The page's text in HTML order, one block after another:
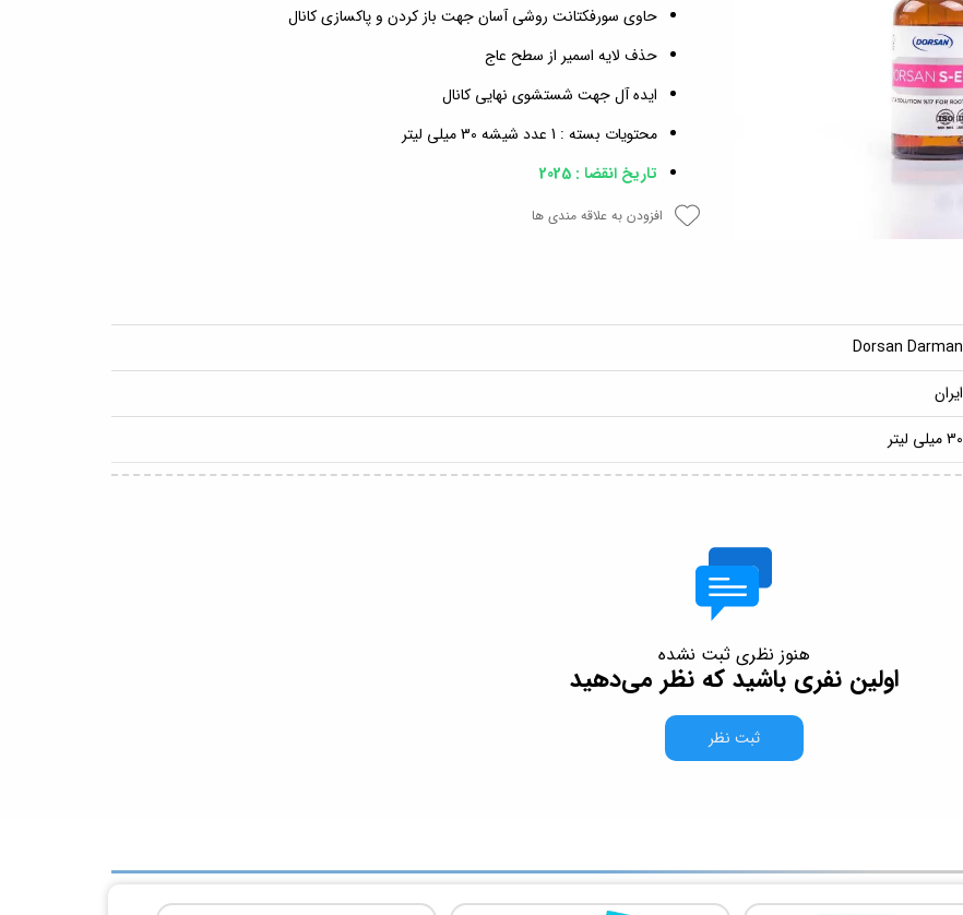
حاوی سورفکتانت روشی آسان جهت باز کردن و پاکسازی کانال
حذف لایه اسمیر از سطح عاج
ایده آل جهت شستشوی نهایی کانال
محتویات بسته : 1 عدد شیشه 30 میلی لیتر
تاریخ انقضا : 2025
افزودن به علاقه مندی ها
Dorsan Darman
ایران
30 میلی لیتر
هنوز نظری ثبت نشده
اولین نفری باشید که نظر می‌دهید
ثبت نظر